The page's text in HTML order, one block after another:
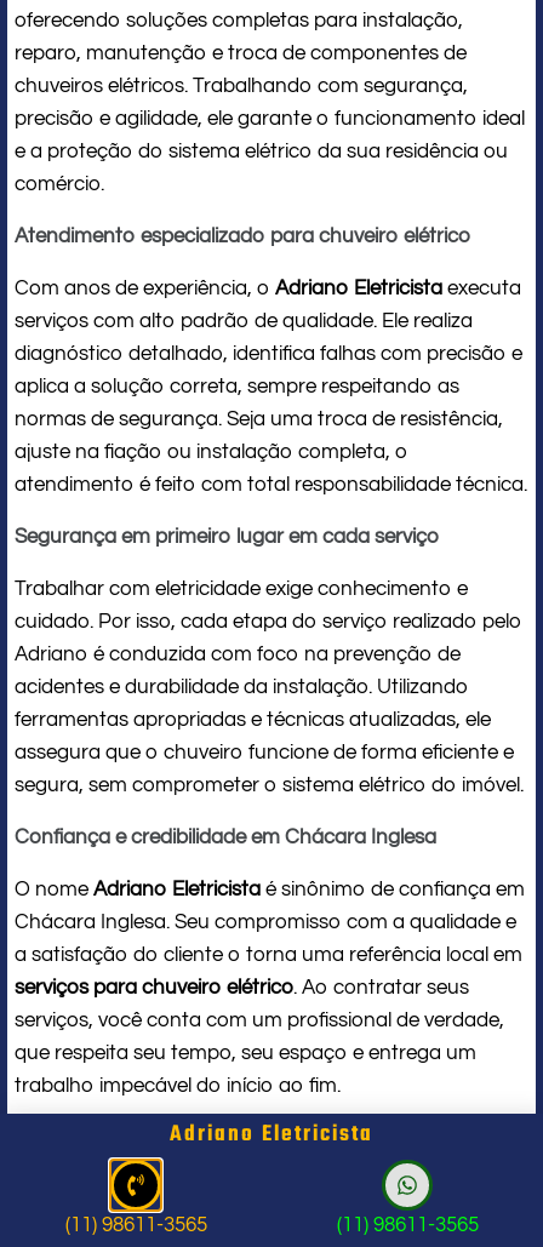
oferecendo soluções completas para instalação,
reparo, manutenção e troca de componentes de
chuveiros elétricos. Trabalhando com segurança,
precisão e agilidade, ele garante o funcionamento ideal
e a proteção do sistema elétrico da sua residência ou
comércio.
Atendimento especializado para chuveiro elétrico
Com anos de experiência, o Adriano Eletricista executa
serviços com alto padrão de qualidade. Ele realiza
diagnóstico detalhado, identifica falhas com precisão e
aplica a solução correta, sempre respeitando as
normas de segurança. Seja uma troca de resistência,
ajuste na fiação ou instalação completa, o
atendimento é feito com total responsabilidade técnica.
Segurança em primeiro lugar em cada serviço
Trabalhar com eletricidade exige conhecimento e
cuidado. Por isso, cada etapa do serviço realizado pelo
Adriano é conduzida com foco na prevenção de
acidentes e durabilidade da instalação. Utilizando
ferramentas apropriadas e técnicas atualizadas, ele
assegura que o chuveiro funcione de forma eficiente e
segura, sem comprometer o sistema elétrico do imóvel.
Confiança e credibilidade em Chácara Inglesa
O nome Adriano Eletricista é sinônimo de confiança em
Chácara Inglesa. Seu compromisso com a qualidade e
a satisfação do cliente o torna uma referência local em
serviços para chuveiro elétrico. Ao contratar seus
serviços, você conta com um profissional de verdade,
que respeita seu tempo, seu espaço e entrega um
trabalho impecável do início ao fim.
Problema com chuveiro: sinais que
indicam a hora de chamar um
profissional
Adriano Eletricista
(11) 98611-3565 (11) 98611-3565